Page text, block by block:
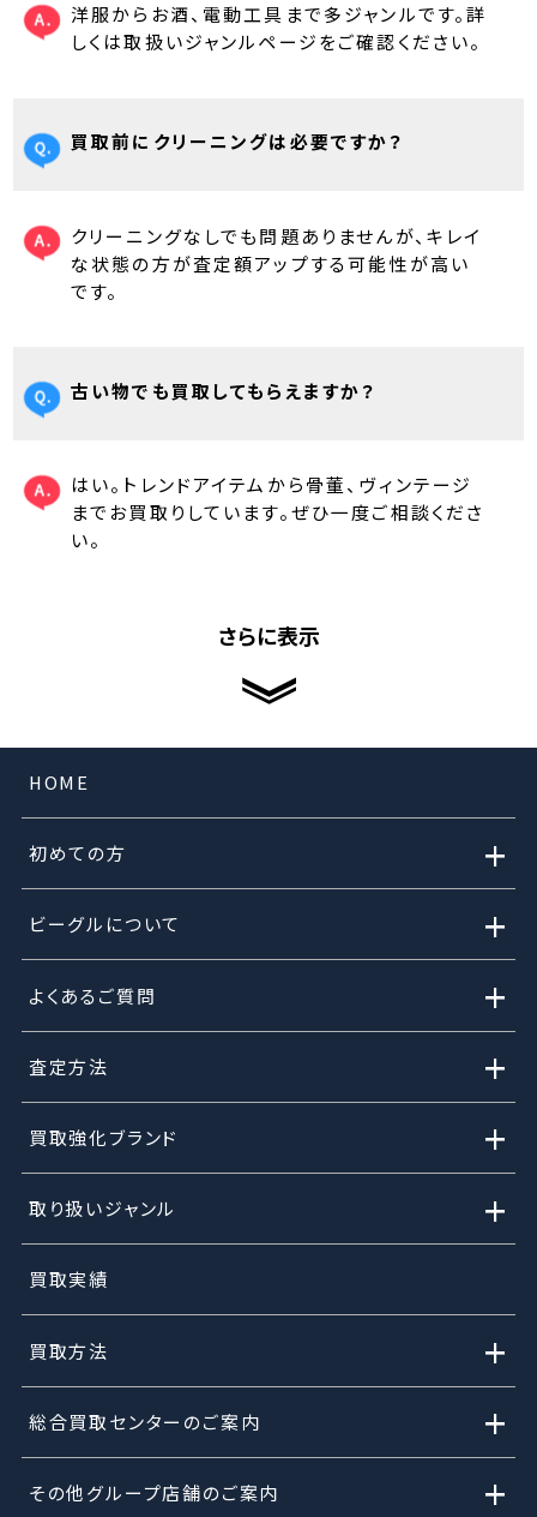
洋服からお酒、電動工具まで多ジャンルです。詳
しくは取扱いジャンルページをご確認ください。
買取前にクリーニングは必要ですか？
クリーニングなしでも問題ありませんが、キレイ
な状態の方が査定額アップする可能性が高い
です。
古い物でも買取してもらえますか？
はい。トレンドアイテムから骨董、ヴィンテージ
までお買取りしています。ぜひ一度ご相談くださ
い。
さらに表示
HOME
初めての方 +
ビーグルについて +
よくあるご質問 +
査定方法 +
買取強化ブランド +
取り扱いジャンル +
買取実績
買取方法 +
総合買取センターのご案内 +
その他グループ店舗のご案内 +